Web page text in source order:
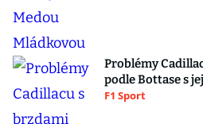
Problémy
podle Bottase s
F1 Sport